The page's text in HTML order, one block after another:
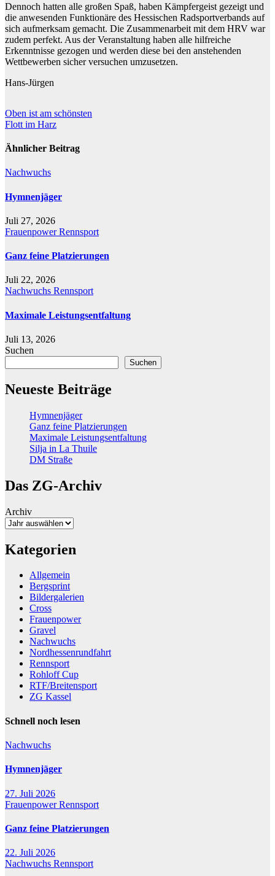
Dennoch hatten alle großen Spaß, haben Kämpfergeist gezeigt und
die anwesenden Funktionäre des Hessischen Radsportverbands auf
sich aufmerksam gemacht. Die Zusammenarbeit mit dem HRV war
zudem perfekt. Aus der Veranstaltung haben alle hilfreiche
Erkenntnisse gezogen und werden diese bei den anstehenden
Wettbewerben sicher versuchen umzusetzen.
Hans-Jürgen
Beitragsnavigation
Oben ist am schönsten
Flott im Harz
Ähnlicher Beitrag
Nachwuchs
Hymnenjäger
Juli 27, 2026
FrauenpowerRennsport
Ganz feine Platzierungen
Juli 22, 2026
Nachwuchs Rennsport
Maximale Leistungsentfaltung
Juli 13, 2026
Suchen
Suchen
Neueste Beiträge
Hymnenjäger
Ganz feine Platzierungen
Maximale Leistungsentfaltung
Silja in La Thuile
DM Straße
Das ZG-Archiv
Archiv
Kategorien
Allgemein
Bergsprint
Bildergalerien
Cross
Frauenpower
Gravel
Nachwuchs
Nordhessenrundfahrt
Rennsport
Rohloff Cup
RTF/Breitensport
ZG Kassel
Schnell noch lesen
Nachwuchs
Hymnenjäger
27. Juli 2026
FrauenpowerRennsport
Ganz feine Platzierungen
22. Juli 2026
Nachwuchs Rennsport